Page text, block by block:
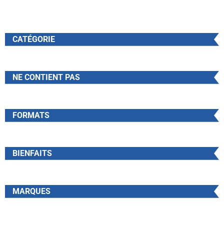
CATÉGORIE
NE CONTIENT PAS
FORMATS
BIENFAITS
MARQUES